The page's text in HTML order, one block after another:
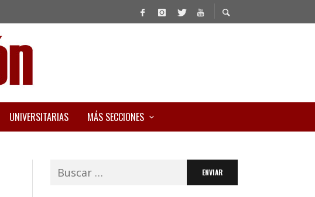
UNIVERSITARIAS MÁS SECCIONES
Buscar: